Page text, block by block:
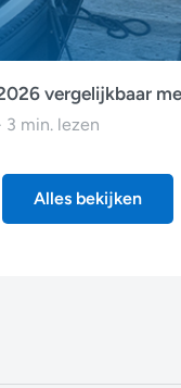
vergelijkbaar
3 min. lezen
Alles bekijken